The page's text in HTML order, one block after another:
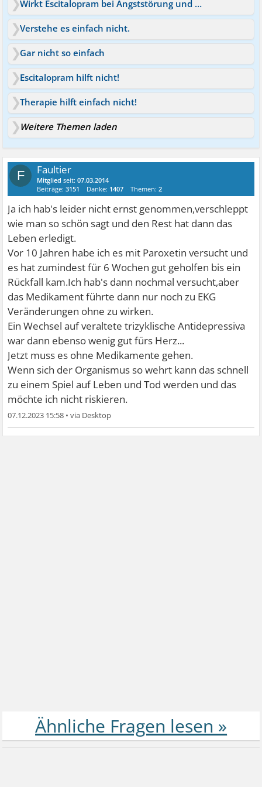
Wirkt Escitalopram bei Angststörung und Depression?
Verstehe es einfach nicht.
Gar nicht so einfach
Escitalopram hilft nicht!
Therapie hilft einfach nicht!
Weitere Themen laden
F Faultier
Mitglied seit:07.03.2014
Beiträge:3151 Danke: 1407 Themen:2
Ja ich hab's leider nicht ernst genommen,verschleppt
wie man so schön sagt und den Rest hat dann das
Leben erledigt.
Vor 10 Jahren habe ich es mit Paroxetin versucht und
es hat zumindest für 6 Wochen gut geholfen bis ein
Rückfall kam.Ich hab's dann nochmal versucht,aber
das Medikament führte dann nur noch zu EKG
Veränderungen ohne zu wirken.
Ein Wechsel auf veraltete trizyklische Antidepressiva
war dann ebenso wenig gut fürs Herz...
Jetzt muss es ohne Medikamente gehen.
Wenn sich der Organismus so wehrt kann das schnell
zu einem Spiel auf Leben und Tod werden und das
möchte ich nicht riskieren.
07.12.2023 15:58 •